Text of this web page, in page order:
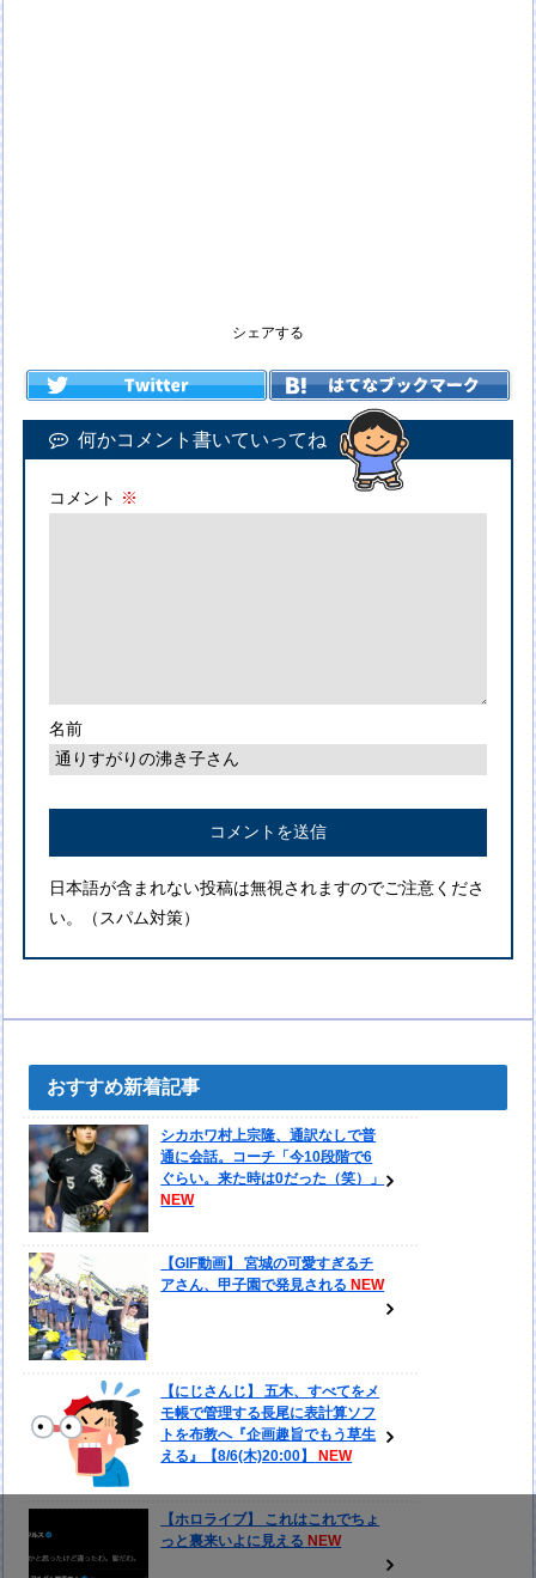
シェアする
何かコメント書いていってね
コメント ※
名前
日本語が含まれない投稿は無視されますのでご注意くださ
い。（スパム対策）
おすすめ新着記事
シカホワ村上宗隆、通訳なしで普
通に会話。コーチ「今10段階で6
ぐらい。来た時は0だった（笑）」
【GIF動画】 宮城の可愛すぎるチ
アさん、甲子園で発見される
【にじさんじ】 五木、すべてをメ
モ帳で管理する長尾に表計算ソフ
トを布教へ『企画趣旨でもう草生
える』【8/6(木)20:00】
【ホロライブ】 これはこれでちょ
っと裏来いよに見える